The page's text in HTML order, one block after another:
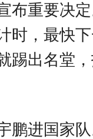
布重要决
时，最快
踢出名堂
鹏进国家